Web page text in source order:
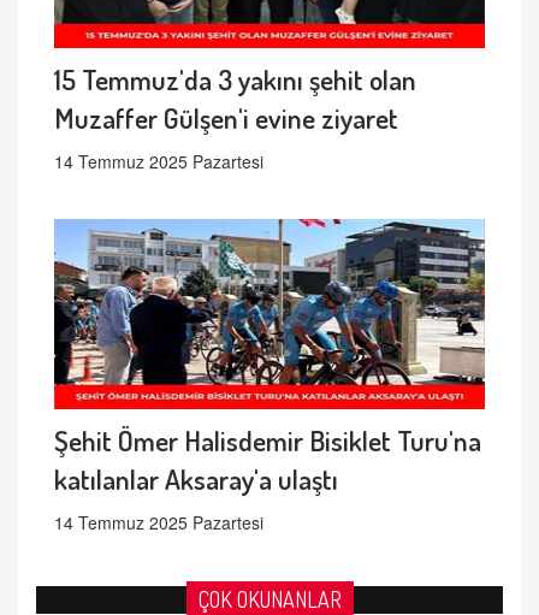
15 Temmuz'da 3 yakını şehit olan
Muzaffer Gülşen'i evine ziyaret
14 Temmuz 2025 Pazartesi
Şehit Ömer Halisdemir Bisiklet Turu'na
katılanlar Aksaray'a ulaştı
14 Temmuz 2025 Pazartesi
ÇOK OKUNANLAR